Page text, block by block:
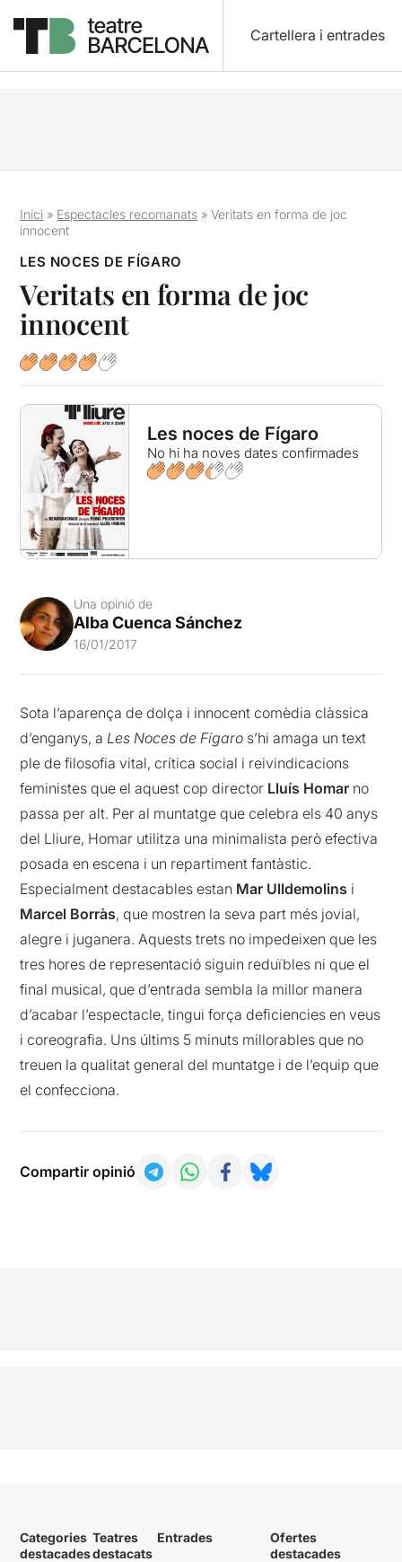
Cartellera i entrades
Inici » Espectacles recomanats »Veritats en forma de joc
innocent
LES NOCES DE FÍGARO
Veritats en forma de joc
innocent
Les noces de Fígaro
No hi ha noves dates confirmades
Una opinió de
Alba Cuenca Sánchez
16/01/2017
Sota l’aparença de dolça i innocent comèdia clàssica
d’enganys, aLes Noces de Fígaro s’hi amaga un text
ple de filosofia vital, crítica social i reivindicacions
feministes que el aquest cop director Lluís Homar no
passa per alt. Per al muntatge que celebra els 40 anys
del Lliure, Homar utilitza una minimalista però efectiva
posada en escena i un repartiment fantàstic.
Especialment destacables estan Mar Ulldemolins i
Marcel Borràs, que mostren la seva part més jovial,
alegre i juganera. Aquests trets no impedeixen que les
tres hores de representació siguin reduïbles ni que el
final musical, que d’entrada sembla la millor manera
d’acabar l’espectacle, tingui força deficiencies en veus
i coreografia. Uns últims 5 minuts millorables que no
treuen la qualitat general del muntatge i de l’equip que
el confecciona.
Compartir opinió
Categories
destacades
Teatres
destacats
Entrades
Ofertes
destacades